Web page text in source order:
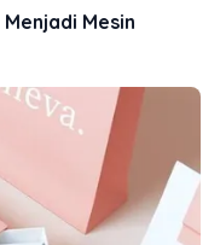
Mesin